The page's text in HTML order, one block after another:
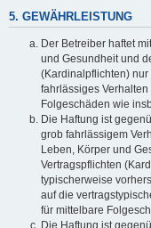
5. GEWÄHRLEISTUNG
Der Betreiber haftet
und Gesundheit und
(Kardinalpflichten)
fahrlässiges
Folgeschäden wie
Die Haftung ist
grob fahrlässigem
Leben, Körper und
Vertragspflichten
typischerweise
auf die
für mittelbare
Die Haftung ist